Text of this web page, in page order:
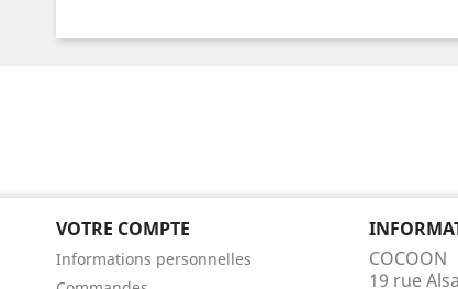
VOTRE COMPTE
Informations personnelles
COCOON
19 rue